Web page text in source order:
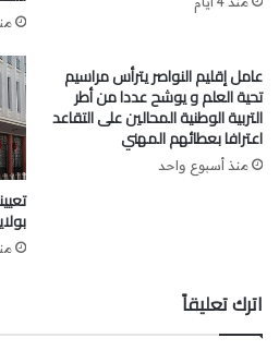
الاستثمار لا تعني تحصينه من
البيئي والفلاحي لا يعني معاداة
والاحتكام إلى القانون، لأنهما
والساكنة والإدارة ويعيدان الثقة
الصمت أمام معطيات تهم التعمير
يخدم المصلحة العامة، بل
يضع حدا لكل لبس، ويؤكد أن
التنمية لا تكتسب مشروعيتها إلا
عامل إقليم النواصر يترأس مراسيم
تحية العلم و يوشح عددا من أطر
التربية الوطنية المحالين على التقاعد
اعترافا بعطائهم المهني
منذ أسبوع واحد
اترك تعليقاً